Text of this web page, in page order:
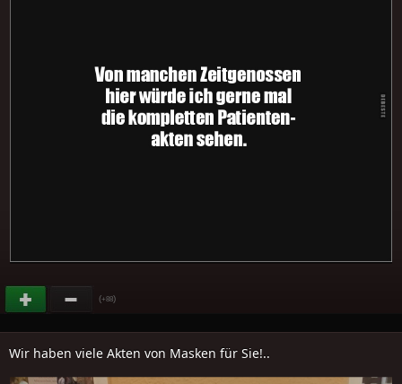
(+88)
Wir haben viele Akten von Masken für Sie!..